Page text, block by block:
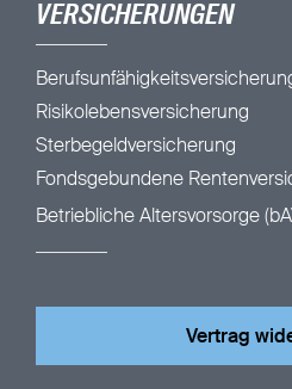
VERSICHERUNGEN
Risikolebensversicherung
Sterbegeldversicherung
Fondsgebundene
Betriebliche Altersvorsorge
Vertrag